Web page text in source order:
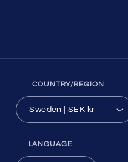
COUNTRY/REGION
Sweden | SEK kr
LANGUAGE